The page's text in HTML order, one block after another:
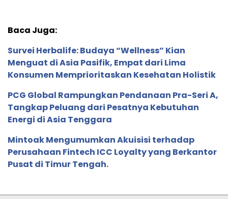
Baca Juga:
Survei Herbalife: Budaya “Wellness” Kian
Menguat di Asia Pasifik, Empat dari Lima
Konsumen Memprioritaskan Kesehatan Holistik
PCG Global Rampungkan Pendanaan Pra-Seri A,
Tangkap Peluang dari Pesatnya Kebutuhan
Energi di Asia Tenggara
Mintoak Mengumumkan Akuisisi terhadap
Perusahaan Fintech ICC Loyalty yang Berkantor
Pusat di Timur Tengah.